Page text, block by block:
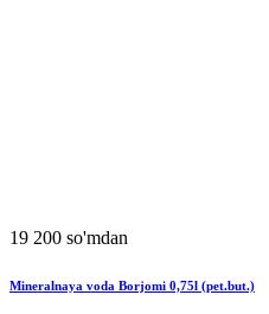
19 200 so'mdan
Mineralnaya voda Borjomi 0,75l (pet.but.)